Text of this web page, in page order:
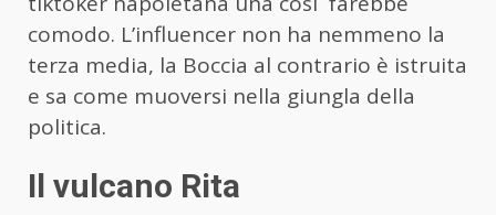
comodo. L’influencer non ha nemmeno la
terza media, la Boccia al contrario è istruita
e sa come muoversi nella giungla della
politica.
Il vulcano Rita